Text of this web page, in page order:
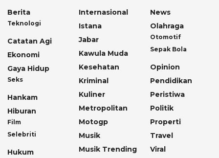
Berita
Teknologi
Catatan Agi
Ekonomi
Gaya Hidup
Seks
Hankam
Hiburan
Film
Selebriti
Hukum
Internasional
Istana
Jabar
Kawula Muda
Kesehatan
Kriminal
Kuliner
Metropolitan
Motogp
Musik
Musik Trending
News
Olahraga
Otomotif
Sepak Bola
Opinion
Pendidikan
Peristiwa
Politik
Properti
Travel
Viral